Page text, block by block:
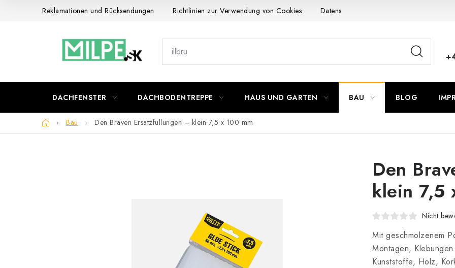
Reklamationen und Rücksendungen Richtlinien zur Verwendung von Cookies Datenschutzerklärung
DACHFENSTER DACHBODENTREPPE HAUS UND GARTEN BAU BLOG
Startseite
Bau Den Braven Ersatzfüllungen – klein 7,5 x 100 mm
Den
klein 7,5
Nicht
Mit geschmolzenem
Montagen,
Kunststoffe, Holz,